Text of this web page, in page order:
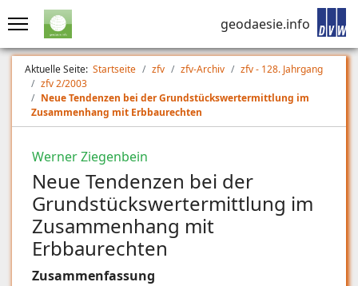
geodaesie.info
Aktuelle Seite: Startseite zfv zfv-Archiv
zfv - 128. Jahrgang
zfv 2/2003
Neue Tendenzen bei der Grundstückswertermittlung im
Zusammenhang mit Erbbaurechten
Werner Ziegenbein
Neue Tendenzen bei der
Grundstückswertermittlung im
Zusammenhang mit
Erbbaurechten
Zusammenfassung